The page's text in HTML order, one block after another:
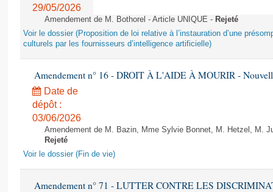
29/05/2026
Amendement de M. Bothorel - Article UNIQUE - Rejeté
Voir le dossier (Proposition de loi relative à l’instauration d’une
culturels par les fournisseurs d’intelligence artificielle)
Amendement n° 16 - DROIT À L'AIDE À MOURIR -
Date de
dépôt :
03/06/2026
Amendement de M. Bazin, Mme Sylvie Bonnet, M. Hetzel, M.
Rejeté
Voir le dossier (Fin de vie)
Amendement n° 71 - LUTTER CONTRE LES